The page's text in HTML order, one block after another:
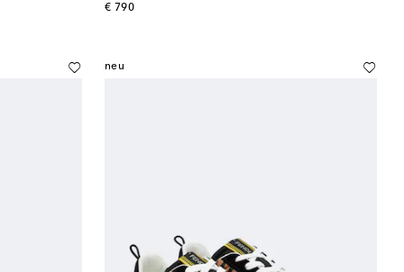
€ 790
original price
neu